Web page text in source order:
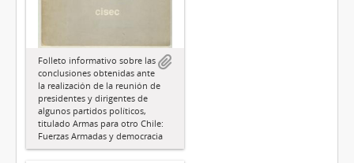
Folleto informativo sobre las
conclusiones obtenidas ante
la realización de la reunión de
presidentes y dirigentes de
algunos partidos políticos,
titulado Armas para otro Chile:
Fuerzas Armadas y democracia